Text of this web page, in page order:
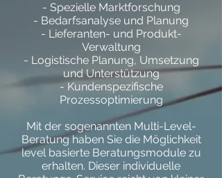
- Spezielle Marktforschung
- Bedarfsanalyse und Planung
- Lieferanten- und Produkt-
Verwaltung
- Logistische Planung, Umsetzung
und Unterstützung
- Kundenspezifische
Prozessoptimierung
Mit der sogenannten Multi-Level-
Beratung haben Sie die Möglichkeit
level basierte Beratungsmodule zu
erhalten. Dieser individuelle